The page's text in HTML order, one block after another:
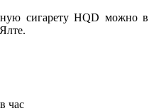
сигарету HQD можно в
час